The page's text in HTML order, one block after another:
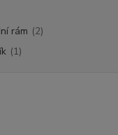
rám (2)
(1)